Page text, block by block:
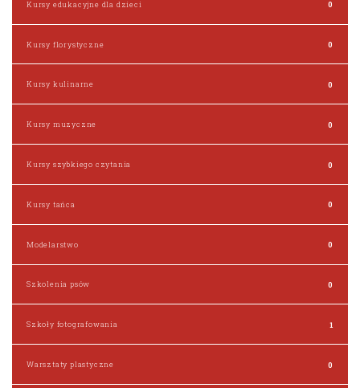
Kursy edukacyjne dla dzieci 0
Kursy florystyczne 0
Kursy kulinarne 0
Kursy muzyczne 0
Kursy szybkiego czytania 0
Kursy tańca 0
Modelarstwo 0
Szkolenia psów 0
Szkoły fotografowania 1
Warsztaty plastyczne 0